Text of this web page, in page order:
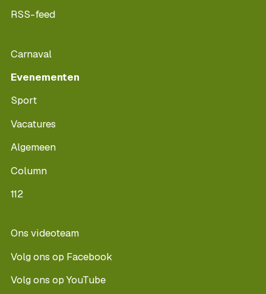
RSS-feed
Carnaval
Evenementen
Sport
Vacatures
Algemeen
Column
112
Ons videoteam
Volg ons op Facebook
Volg ons op YouTube